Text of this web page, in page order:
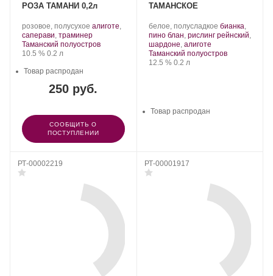
РОЗА ТАМАНИ 0,2л
Производитель:
Шато
Тамань.
розовое, полусухое .
Сорт
винограда:
алиготе,
саперави, траминер.
Регион:
Таманский полуостров
Крепость
10.5 %. Объем
0.2 л
250 руб.
Товар распродан
СООБЩИТЬ О
ПОСТУПЛЕНИИ
ТАМАНСКОЕ
Производитель:
Шато
Тамань.
белое, полусладкое .
Сорт
бианка,
пино блан, рислинг рейнский,
шардоне, алиготе.
Регион:
Таманский полуостров
Крепость
12.5 %. Объем
0.2 л
Товар распродан
РТ-00002219 РТ-00001917